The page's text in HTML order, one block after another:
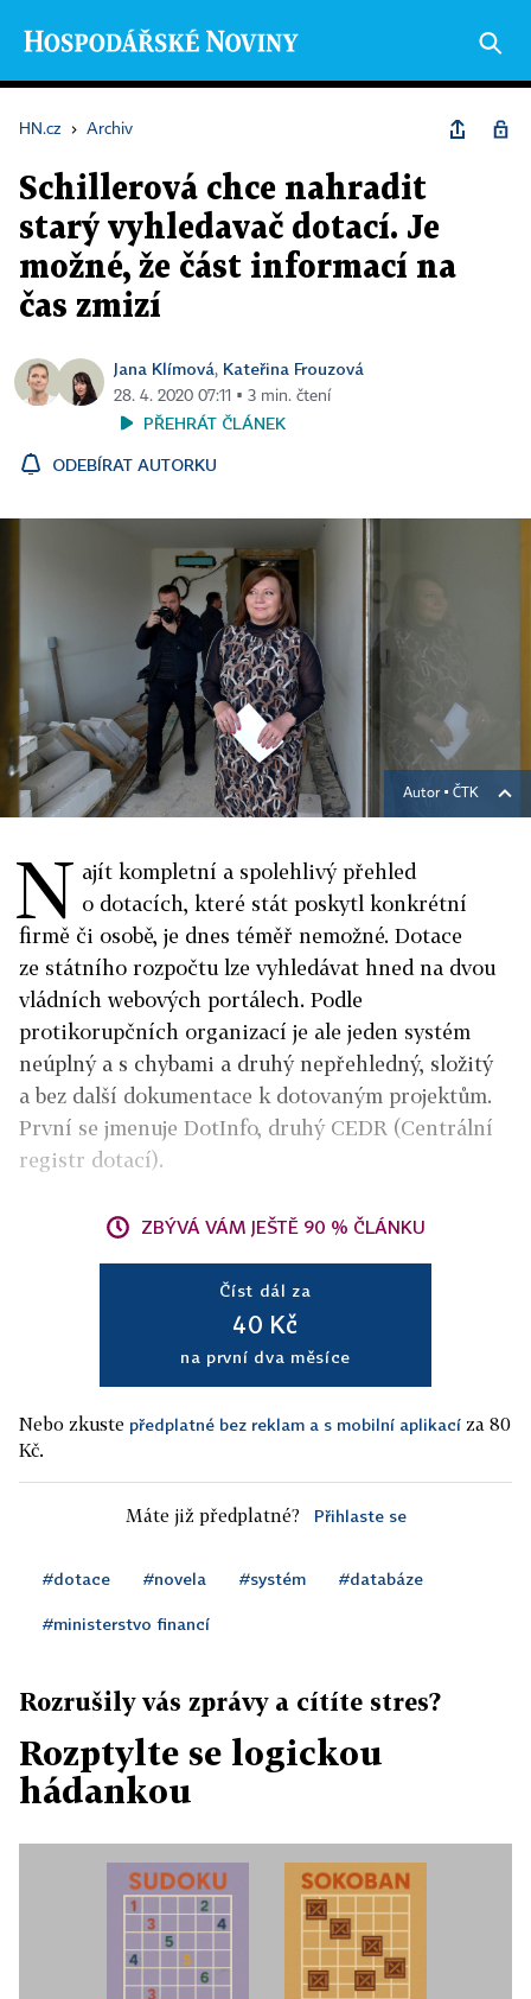
HN.cz › Archiv
Schillerová chce nahradit
starý vyhledavač dotací. Je
možné, že část informací na
čas zmizí
Jana Klímová, Kateřina Frouzová
28. 4. 2020 07:11 ▪ 3 min. čtení
PŘEHRÁT ČLÁNEK
ODEBÍRAT AUTORKU
Autor ▪ ČTK
N ajít kompletní a spolehlivý přehled
o dotacích, které stát poskytl konkrétní
firmě či osobě, je dnes téměř nemožné. Dotace
ze státního rozpočtu lze vyhledávat hned na dvou
vládních webových portálech. Podle
protikorupčních organizací je ale jeden systém
neúplný a s chybami a druhý nepřehledný, složitý
a bez další dokumentace k dotovaným projektům.
První se jmenuje DotInfo, druhý CEDR (Centrální
registr dotací).
ZBÝVÁ VÁM JEŠTĚ 90 % ČLÁNKU
Číst dál za
40 Kč
na první dva měsíce
Nebo zkuste předplatné bez reklam a s mobilní aplikací za 80
Kč.
Máte již předplatné? Přihlaste se
#dotace #novela #systém #databáze
#ministerstvo financí
Rozrušily vás zprávy a cítíte stres?
Rozptylte se logickou
hádankou